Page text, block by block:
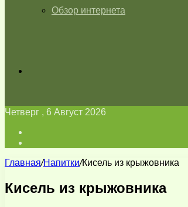
Обзор интернета
Четверг , 6 Август 2026
Главная/Напитки/Кисель из крыжовника
Кисель из крыжовника